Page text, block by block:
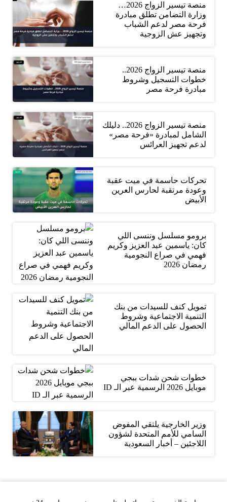
منصة تيسير الزواج 2026…
وزارة التضامن تطلق مبادرة
فرحة مصر لدعم الشباب
وتجهيز عش الزوجية
منصة تيسير الزواج 2026..
خطوات التسجيل وشروط
مبادرة فرحة مصر
منصة تيسير الزواج 2026.. دليلك
الشامل لمبادرة «فرحة مصر»
لدعم تجهيز العرائس
تحركات حاسمة في ميت عقبة
وعودة مرتقبة لحارس العرين
الأبيض
برومو مسلسل وننسى اللي
كان: ياسمين عبد العزيز وكريم
فهمي في صراع النجومية
رمضان 2026
تمويل كنف للسيدات من بنك
التنمية الاجتماعية وشروط
الحصول على الدعم المالي
خطوات شحن شدات ببجي
موبايل 2026 الرسمية عبر الـ ID
وزير الخارجية يلتقي المفوض
السامي للأمم المتحدة لشؤون
اللاجئين – أخبار السعودية